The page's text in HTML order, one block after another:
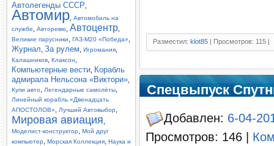
Автолегенды СССР
Автомир Автомобиль на
службе
Авторевю Автоцентр
Великие парусники ГАЗ-М20 «Победа»
Журнал За рулем Игромания
Калашников Клаксон
Компьютерные вести Корабль
адмирала Нельсона «Виктори»
Купи авто Легендарные самолёты
Линейный корабль «Двенадцать
АПОСТОЛОВ»
Лучший Автовыбор
Мировая авиация
Моделист-конструктор Мой друг
компьютер Морская Коллекция Наука и
Разместил: klot85 | Просмотров: 115 |
Cпецвыпуск
Добавлен: 6-04-
Просмотров: 146 |